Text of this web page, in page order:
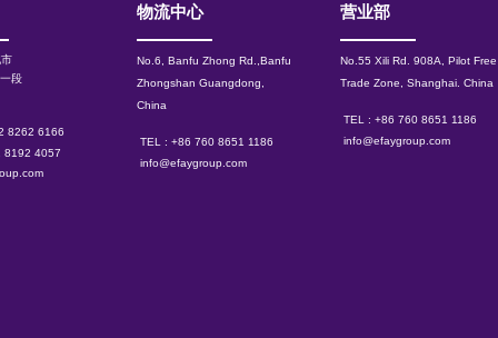
段
8262 6166
8192 4057
物流中心
No.6, Banfu Zhong Rd.,Banfu
Zhongshan Guangdong,
China
TEL : +86 760 8651 1186
info@efaygroup.com
营业部
No.55 Xili Rd. 908A, Pilot Free
Trade Zone, Shanghai.China
TEL : +86 760 8651 1186
info@efaygroup.com